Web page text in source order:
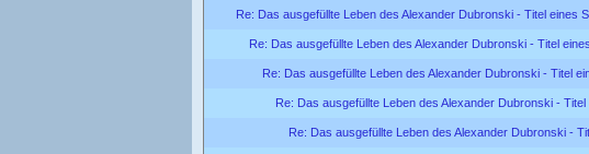
Re: Das ausgefüllte Leben des Alexander Dubronski - Titel eines
Re: Das ausgefüllte Leben des Alexander Dubronski - Titel
Re: Das ausgefüllte Leben des Alexander Dubronski - Titel
Re: Das ausgefüllte Leben des Alexander Dubronski -
Re: Das ausgefüllte Leben des Alexander Dubronski -